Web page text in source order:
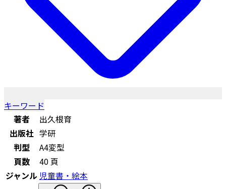
キーワード
著者
出久根育
出版社 学研
判型
A4変型
頁数
40 頁
ジャンル 児童書・絵本